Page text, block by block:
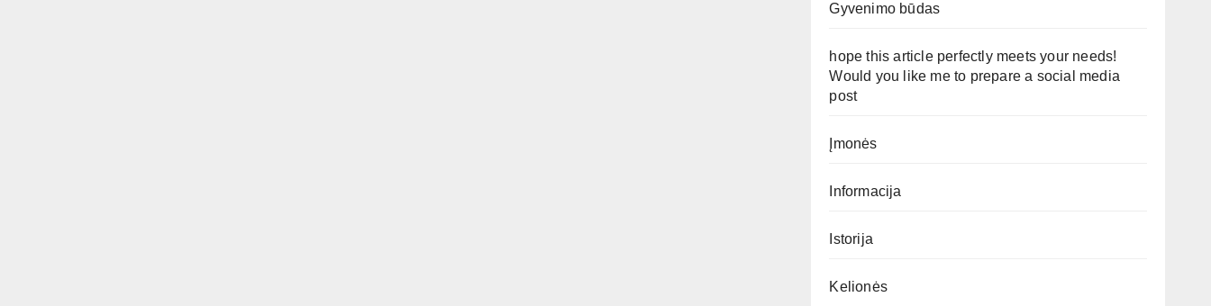
Gyvenimo būdas
hope this article perfectly meets your needs!
Would you like me to prepare a social media
post
Įmonės
Informacija
Istorija
Kelionės